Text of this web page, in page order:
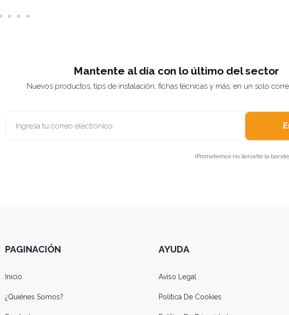
Mantente al día con lo último del sector
Nuevos productos, tips de instalación, fichas técnicas y más, en un solo
¡Prometemos no llenarte la
PAGINACIÓN
Inicio
¿Quiénes Somos?
AYUDA
Aviso Legal
Política De Cookies